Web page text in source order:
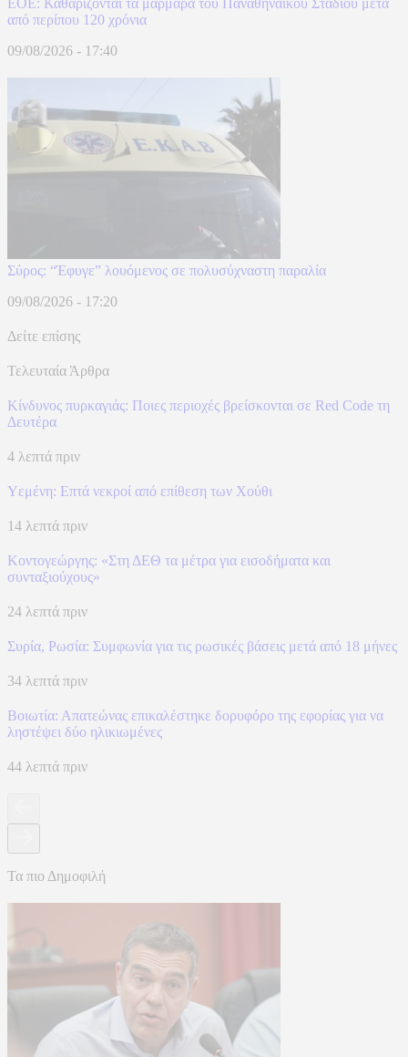
από περίπου 120 χρόνια
09/08/2026 - 17:40
Σύρος: “Έφυγε” λουόμενος σε πολυσύχναστη παραλία
09/08/2026 - 17:20
Δείτε επίσης
Τελευταία Άρθρα
Κίνδυνος πυρκαγιάς: Ποιες περιοχές βρείσκονται σε Red Code τη
Δευτέρα
4 λεπτά πριν
Υεμένη: Επτά νεκροί από επίθεση των Χούθι
14 λεπτά πριν
Κοντογεώργης: «Στη ΔΕΘ τα μέτρα για εισοδήματα και
συνταξιούχους»
24 λεπτά πριν
Συρία, Ρωσία: Συμφωνία για τις ρωσικές βάσεις μετά από 18 μήνες
34 λεπτά πριν
Βοιωτία: Απατεώνας επικαλέστηκε δορυφόρο της εφορίας για να
ληστέψει δύο ηλικιωμένες
44 λεπτά πριν
Τα πιο Δημοφιλή